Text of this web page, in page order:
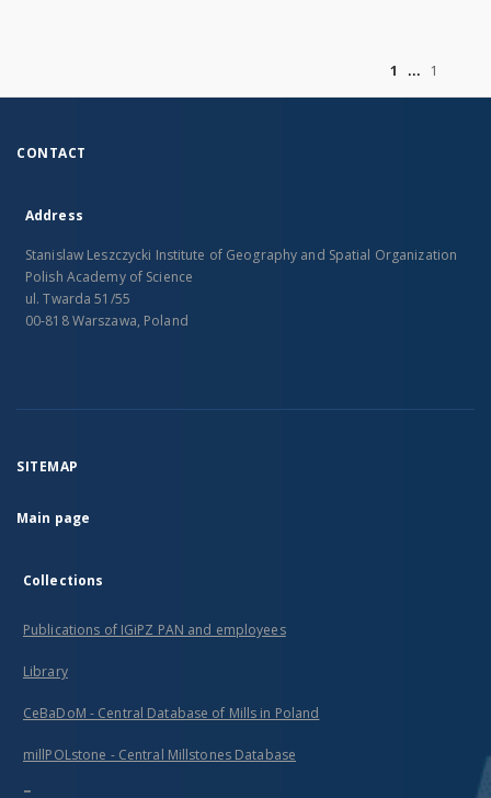
1
1
CONTACT
Address
Stanislaw Leszczycki Institute of Geography and Spatial Organization
Polish Academy of Science
ul. Twarda 51/55
00-818 Warszawa, Poland
SITEMAP
Main page
Collections
Publications of IGiPZ PAN and employees
Library
CeBaDoM - Central Database of Mills in Poland
millPOLstone - Central Millstones Database
...